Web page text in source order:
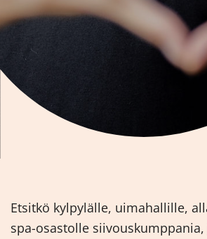
Etsitkö kylpylälle, uimahallille,
spa-osastolle